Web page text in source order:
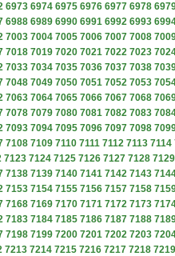
6973 6974 6975 6976 6977 6978
6988 6989 6990 6991 6992 6993
7003 7004 7005 7006 7007 7008
7018 7019 7020 7021 7022 7023
7033 7034 7035 7036 7037 7038
7048 7049 7050 7051 7052 7053
7063 7064 7065 7066 7067 7068
7078 7079 7080 7081 7082 7083
7093 7094 7095 7096 7097 7098
7108 7109 7110 7111 7112 7113 7114
7123 7124 7125 7126 7127 7128 7129
7138 7139 7140 7141 7142 7143
7153 7154 7155 7156 7157 7158
7168 7169 7170 7171 7172 7173
7183 7184 7185 7186 7187 7188
7198 7199 7200 7201 7202 7203
7213 7214 7215 7216 7217 7218 7219